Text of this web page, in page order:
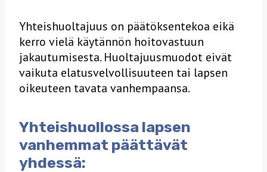
Yhteishuoltajuus on päätöksentekoa eikä
kerro vielä käytännön hoitovastuun
jakautumisesta. Huoltajuusmuodot eivät
vaikuta elatusvelvollisuuteen tai lapsen
oikeuteen tavata vanhempaansa.
Yhteishuollossa lapsen
vanhemmat päättävät
yhdessä: